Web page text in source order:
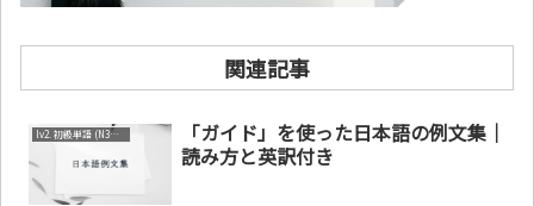
関連記事
lv2. 初級単語 (N3～N4)
「ガイド」を使った日本語の例文集｜
読み方と英訳付き